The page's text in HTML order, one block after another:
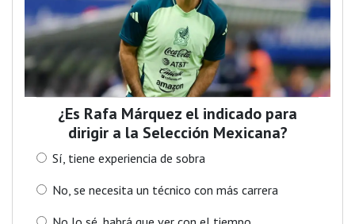
¿Es Rafa Márquez el indicado para
dirigir a la Selección Mexicana?
Sí, tiene experiencia de sobra
No, se necesita un técnico con más carrera